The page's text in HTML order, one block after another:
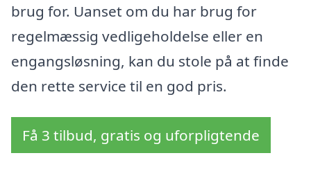
brug for. Uanset om du har brug for
regelmæssig vedligeholdelse eller en
engangsløsning, kan du stole på at finde
den rette service til en god pris.
Få 3 tilbud, gratis og uforpligtende